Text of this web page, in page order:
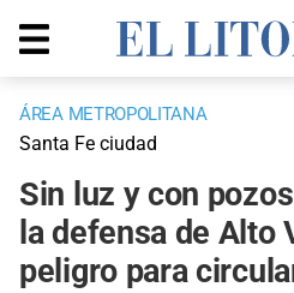
ÁREA METROPOLITANA
Santa Fe ciudad
Sin luz y con
la defensa de Alto
peligro para